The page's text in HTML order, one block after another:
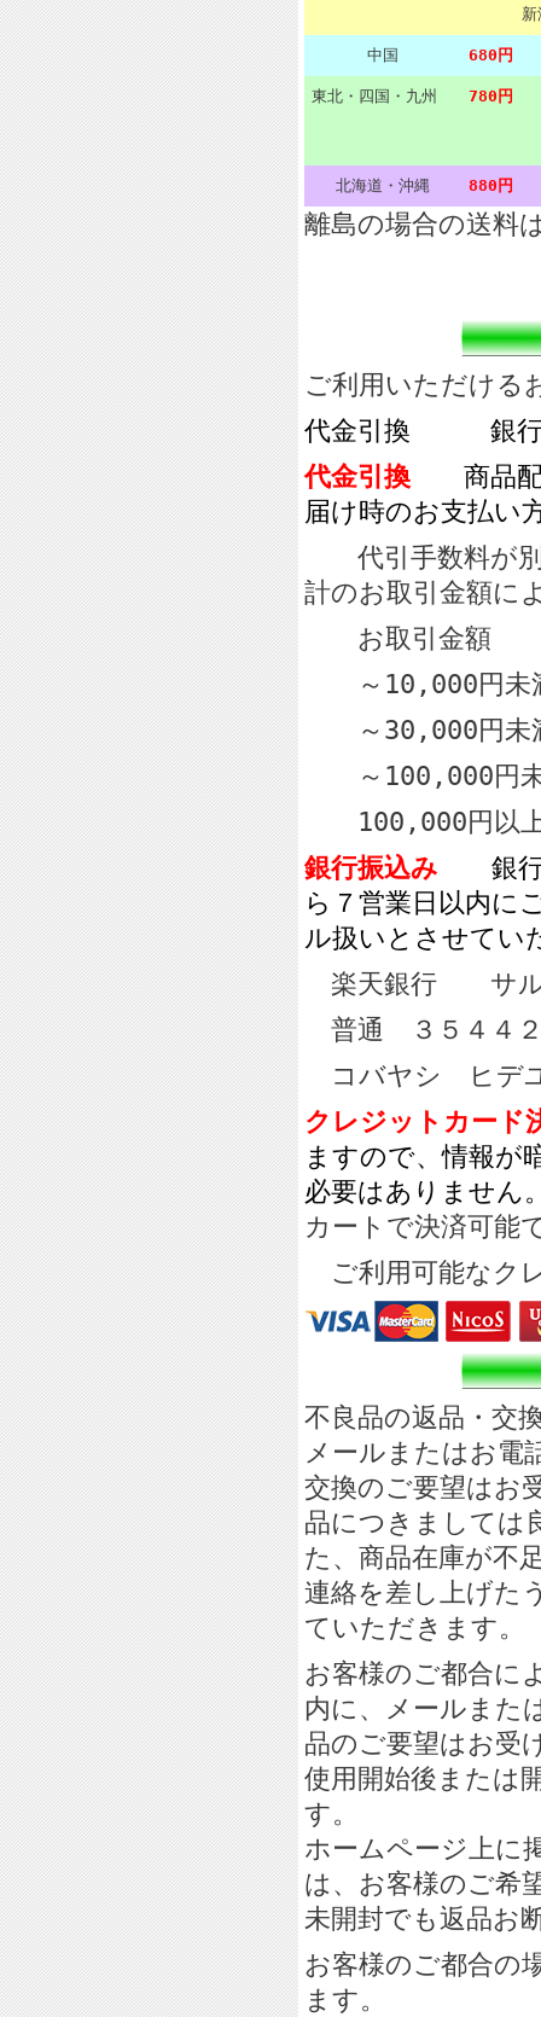
中国 680円
東北・四国・九州 780円
北海道・沖縄 880円
離島の場合の送料
ご利用いただける
代金引換 銀行
代金引換 商品配
届け時のお支払い
代引手数料が別
計のお取引金額に
お取引
～10,000
～30,000
～100,000
100,000円
銀行振込み 銀
ら７営業日以内に
ル扱いとさせてい
楽天銀行 サル
普通 ３５４４
コバヤシ ヒデ
クレジットカ
ますので、情報が
必要はありません
カートで決済可能
ご利用可能なク
不良品の返品・交
メールまたはお電
交換のご要望はお
品につきましては
た、商品在庫が不
連絡を差し上げた
ていただきます。
お客様のご都合に
内に、メールまた
品のご要望はお受
使用開始後または
す。
ホームページ上に
は、お客様のご希
未開封でも返品お
お客様のご都合の
ます。